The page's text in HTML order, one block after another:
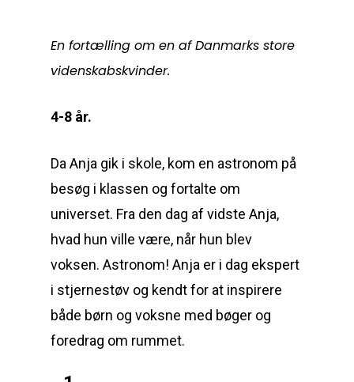
En fortælling om en af Danmarks store
videnskabskvinder.
4-8 år.
Da Anja gik i skole, kom en astronom på
besøg i klassen og fortalte om
universet. Fra den dag af vidste Anja,
hvad hun ville være, når hun blev
voksen. Astronom! Anja er i dag ekspert
i stjernestøv og kendt for at inspirere
både børn og voksne med bøger og
foredrag om rummet.